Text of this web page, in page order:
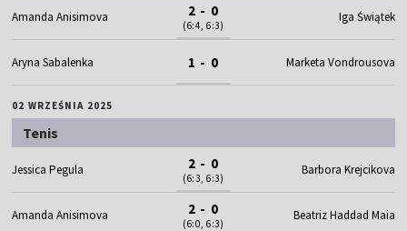
Amanda Anisimova 2 - 0
(6:4, 6:3)
Iga Świątek
Aryna Sabalenka 1 - 0 Marketa Vondrousova
02 WRZEŚNIA 2025
Tenis
Jessica Pegula 2 - 0
(6:3, 6:3)
Barbora Krejcikova
Amanda Anisimova 2 - 0
(6:0, 6:3)
Beatriz Haddad Maia